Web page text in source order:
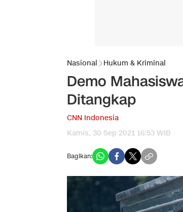
Nasional Hukum & Kriminal
Demo
Ditangkap
CNN Indonesia
Kamis, 30 Sep 2021 16:53 WIB
Bagikan: